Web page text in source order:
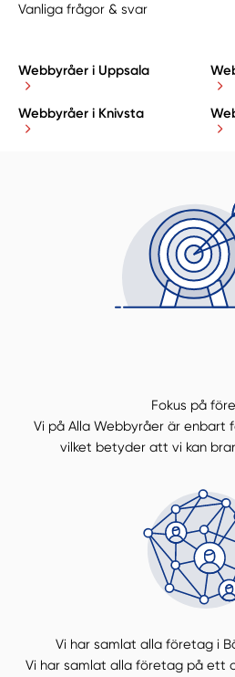
Vanliga frågor & svar
Webbyråer i Uppsala
Webbyråer i Knivsta
Fokus på
Vi på Alla Webbyråer är enbart
vilket betyder att vi kan
Vi har samlat alla företag i
Vi har samlat alla företag på ett